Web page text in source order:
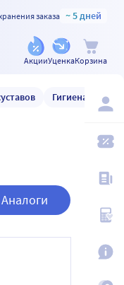
заказа ~ 5 дней
АкцииУценкаКорзина
Гигиена и уход
Аналоги